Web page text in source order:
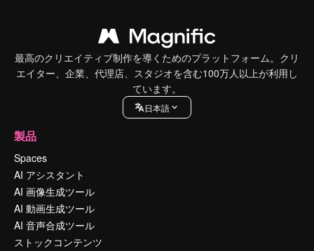
最高のクリエイティブ制作を導くためのプラットフォーム。クリ
エイター、企業、代理店、スタジオを含む100万人以上が利用し
ています。
日本語
製品
Spaces
AI アシスタント
AI 画像生成ツール
AI 動画生成ツール
AI 音声合成ツール
ストックコンテンツ